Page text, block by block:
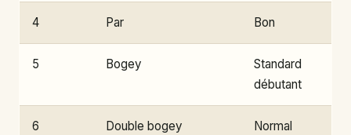
4 Par Bon
5 Bogey
Standard
débutant
6 Double bogey
Normal